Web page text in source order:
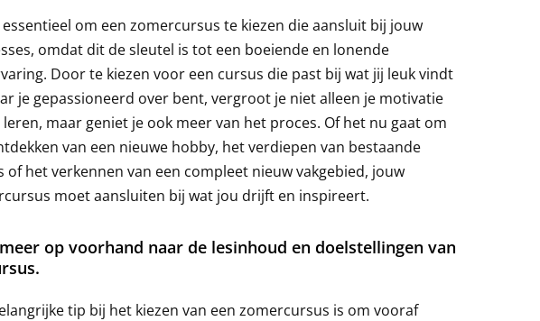
essentieel om een zomercursus te kiezen die aansluit bij jouw
omdat dit de sleutel is tot een boeiende en lonende
Door te kiezen voor een cursus die past bij wat jij leuk vindt
je gepassioneerd over bent, vergroot je niet alleen je motivatie
maar geniet je ook meer van het proces. Of het nu gaat om
van een nieuwe hobby, het verdiepen van bestaande
of het verkennen van een compleet nieuw vakgebied, jouw
moet aansluiten bij wat jou drijft en inspireert.
op voorhand naar de lesinhoud en doelstellingen van
tip bij het kiezen van een zomercursus is om vooraf